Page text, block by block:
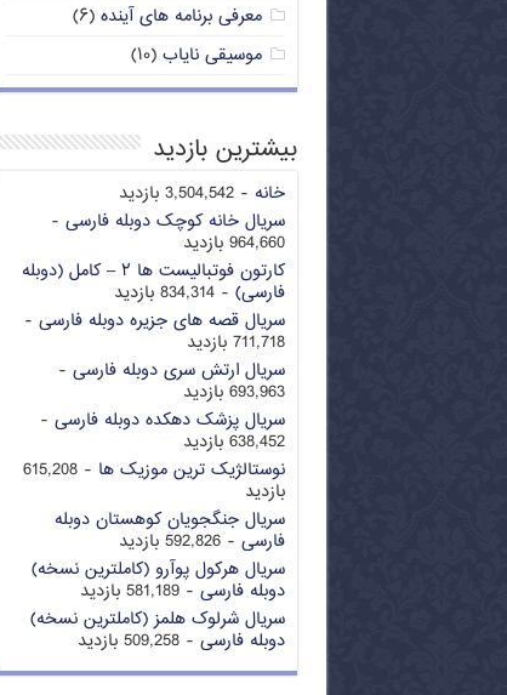
معرفی برنامه های آینده (۶)
موسیقی نایاب (۱۰)
بیشترین بازدید
خانه - 3,504,542 بازدید
سریال خانه کوچک دوبله فارسی -
964,660 بازدید
کارتون فوتبالیست ها ۲ – کامل (دوبله
فارسی) - 834,314 بازدید
سریال قصه های جزیره دوبله فارسی -
711,718 بازدید
سریال ارتش سری دوبله فارسی -
693,963 بازدید
سریال پزشک دهکده دوبله فارسی -
638,452 بازدید
نوستالژیک ترین موزیک ها
- 615,208
بازدید
سریال جنگجویان کوهستان دوبله
فارسی - 592,826 بازدید
سریال هرکول پوآرو (کاملترین نسخه)
دوبله فارسی - 581,189 بازدید
سریال شرلوک هلمز (کاملترین نسخه)
دوبله فارسی - 509,258 بازدید